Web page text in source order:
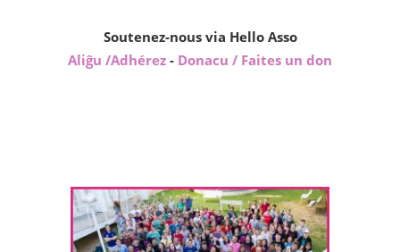
Soutenez-nous via Hello Asso
Aliĝu /Adhérez - Donacu / Faites un don